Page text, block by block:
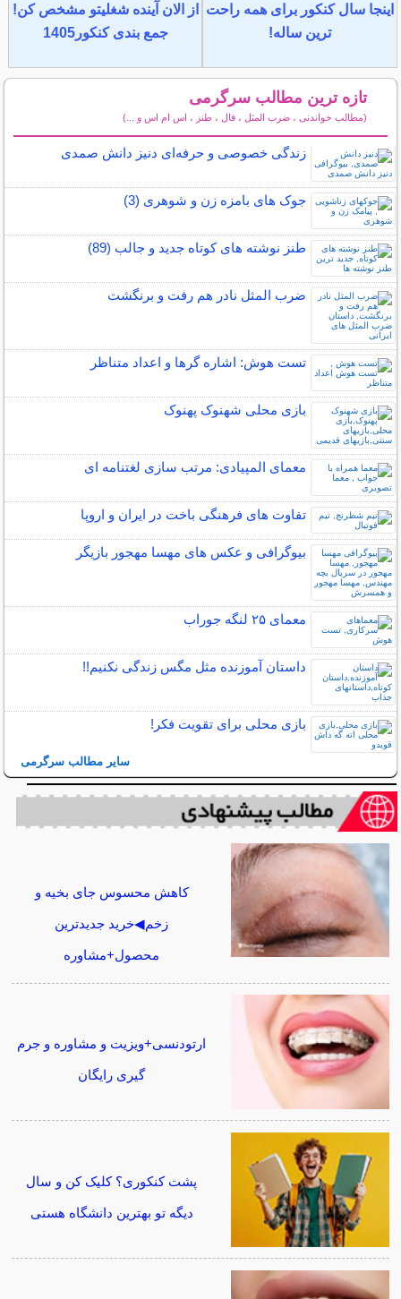
اینجا سال کنکور برای همه راحت
ترین ساله!
از الان آینده شغلیتو مشخص کن!
جمع بندی کنکور1405
تازه ترین مطالب سرگرمی
(مطالب خواندنی ، ضرب المثل ، فال ، طنز ، اس ام اس و ...)
زندگی خصوصی و حرفه‌ای دنیز دانش صمدی
جوک های بامزه زن و شوهری (3)
طنز نوشته های کوتاه جدید و جالب (89)
ضرب المثل نادر هم رفت و برنگشت
تست هوش: اشاره گرها و اعداد متناظر
بازی محلی شهنوک پهنوک
معمای المپیادی: مرتب سازی لغتنامه ای
تفاوت های فرهنگی باخت در ایران و اروپا
بیوگرافی و عکس های مهسا مهجور بازیگر
معمای ۲۵ لنگه جوراب
داستان آموزنده مثل مگس زندگی نکنیم!!
بازی محلی برای تقویت فکر!
سایر مطالب سرگرمی
کاهش محسوس جای بخیه و
زخم◀خرید جدیدترین
محصول+مشاوره
ارتودنسی+ویزیت و مشاوره و جرم
گیری رایگان
پشت کنکوری؟ کلیک کن و سال
دیگه تو بهترین دانشگاه هستی